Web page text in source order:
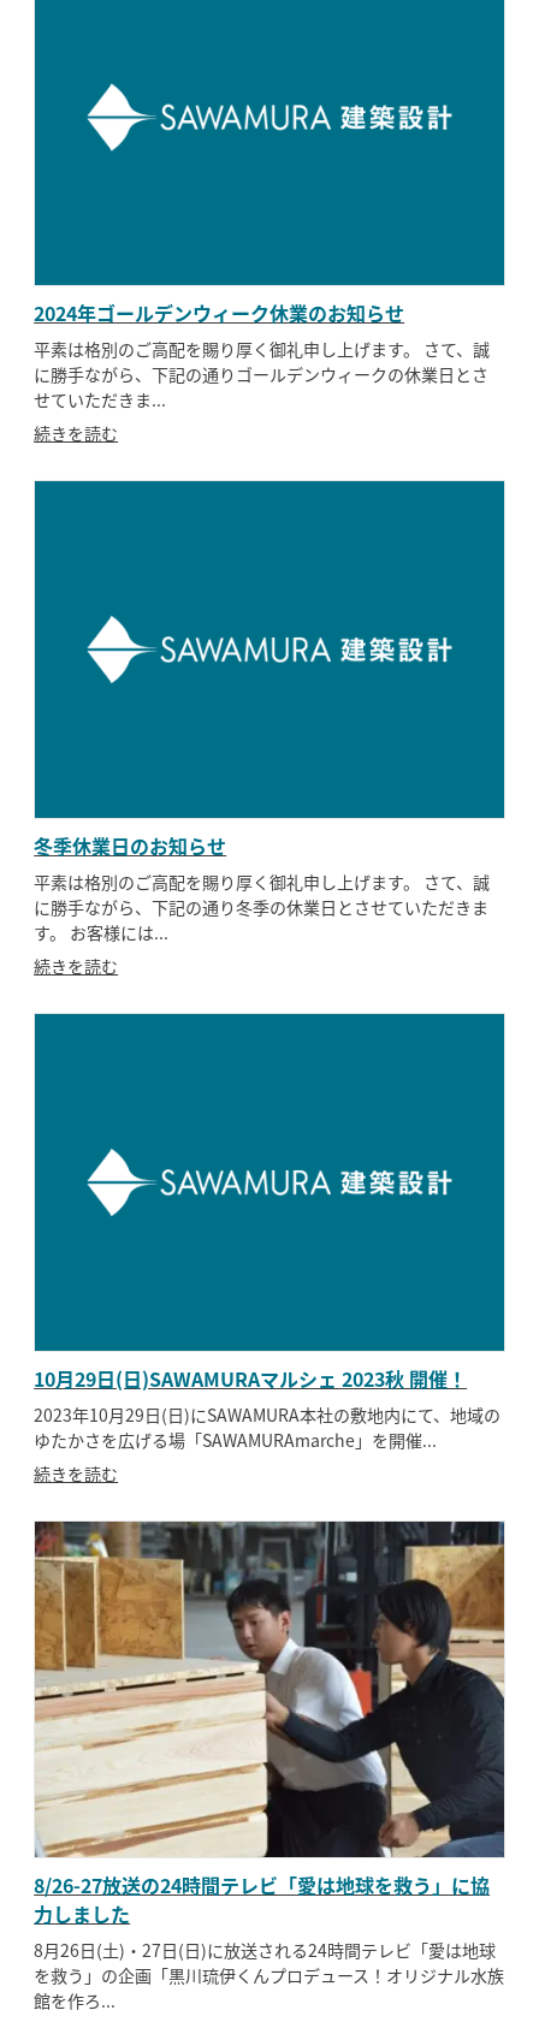
2024年ゴールデンウィーク休業のお知らせ
平素は格別のご高配を賜り厚く御礼申し上げます。 さて、誠
に勝手ながら、下記の通りゴールデンウィークの休業日とさ
せていただきま...
続きを読む
冬季休業日のお知らせ
平素は格別のご高配を賜り厚く御礼申し上げます。 さて、誠
に勝手ながら、下記の通り冬季の休業日とさせていただきま
す。 お客様には...
続きを読む
10月29日(日)SAWAMURAマルシェ 2023秋 開催！
2023年10月29日(日)にSAWAMURA本社の敷地内にて、地域の
ゆたかさを広げる場「SAWAMURAmarche」を開催...
続きを読む
8/26-27放送の24時間テレビ「愛は地球を救う」に協
力しました
8月26日(土)・27日(日)に放送される24時間テレビ「愛は地球
を救う」の企画「黒川琉伊くんプロデュース！オリジナル水族
館を作ろ...